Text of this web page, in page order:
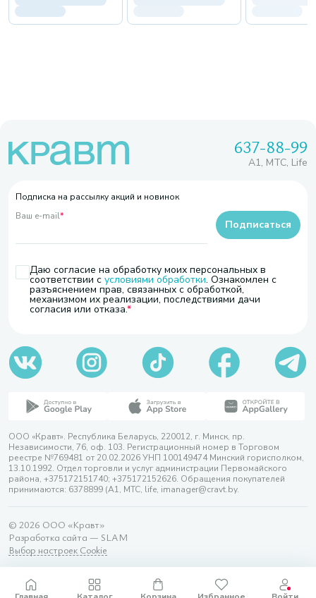
637-88-99
A1, МТС, Life
Подписка на рассылку акций и новинок
Ваш e-mail*
Даю согласие на обработку моих персональных в
соответствии с условиями обработки. Ознакомлен с
разъяснением прав, связанных с обработкой,
механизмом их реализации, последствиями дачи
согласия или отказа.
Подписаться
ООО «Кравт». Республика Беларусь, 220012, г. Минск, пр.
Независимости, 76, оф. 103. Регистрационный номер в Торговом
реестре №769481 от 20.02.2026 УНП 100149474 Минский горисполком,
13.10.1992. Отдел торговли и услуг администрации Первомайского
района, +375172151740; +375172152626. Обращения покупателей
принимаются: 6378899 (А1, МТС, life, imanager@cravt.by.
© 2026 ООО «Кравт»
Разработка сайта — SLAM
Выбор настроек Cookie